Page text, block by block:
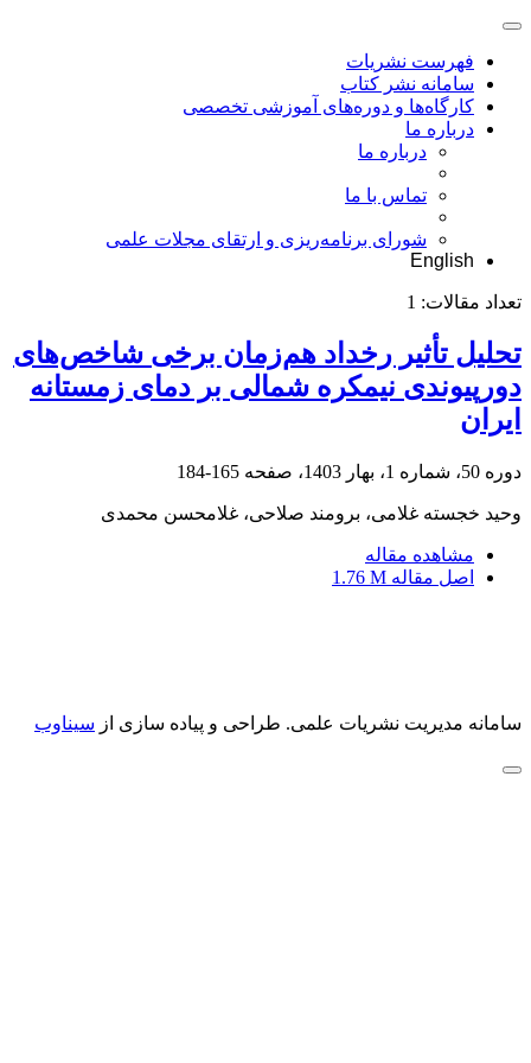
فهرست نشریات
سامانه نشر کتاب
کارگاه‌ها و دوره‌های آموزشی تخصصی
درباره ما
درباره ما
تماس با ما
شورای برنامه‌ریزی و ارتقای مجلات علمی
English
تعداد مقالات: 1
تحلیل تأثیر رخداد هم‌زمان برخی شاخص‌های
دورپیوندی نیمکره شمالی بر دمای زمستانه
ایران
دوره 50، شماره 1، بهار 1403، صفحه 165-184
وحید خجسته غلامی، برومند صلاحی، غلامحسن محمدی
مشاهده مقاله
اصل مقاله 1.76 M
سامانه مدیریت نشریات علمی. طراحی و پیاده سازی از سیناوب